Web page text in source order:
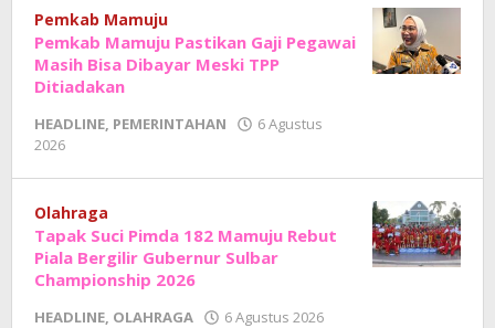
Pemkab Mamuju
Pemkab Mamuju Pastikan Gaji Pegawai
Masih Bisa Dibayar Meski TPP
Ditiadakan
HEADLINE, PEMERINTAHAN
6 Agustus
2026
Junaedi
Sholat
Olahraga
Tapak Suci Pimda 182 Mamuju Rebut
Piala Bergilir Gubernur Sulbar
Championship 2026
HEADLINE, OLAHRAGA 6 Agustus 2026